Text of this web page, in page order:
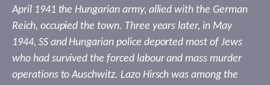
April 1941 the Hungarian army, allied with the German
Reich, occupied the town. Three years later, in May
1944, SS and Hungarian police deported most of Jews
who had survived the forced labour and mass murder
operations to Auschwitz. Lazo Hirsch was among the